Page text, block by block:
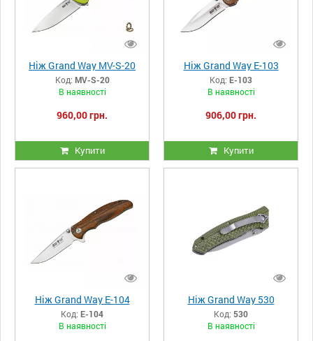
Ніж Grand Way MV-S-20
Код: MV-S-20
В наявності
960,00 грн.
Купити
Ніж Grand Way E-103
Код: E-103
В наявності
906,00 грн.
Купити
Ніж Grand Way E-104
Код: E-104
В наявності
Ніж Grand Way 530
Код: 530
В наявності